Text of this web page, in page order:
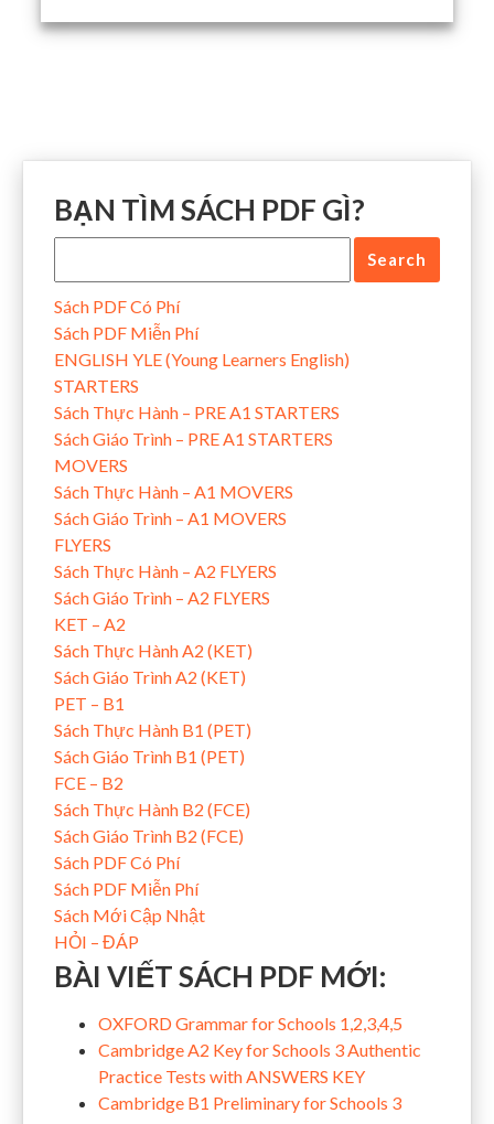
BẠN TÌM SÁCH PDF GÌ?
Sách PDF Có Phí
Sách PDF Miễn Phí
ENGLISH YLE (Young Learners English)
STARTERS
Sách Thực Hành – PRE A1 STARTERS
Sách Giáo Trình – PRE A1 STARTERS
MOVERS
Sách Thực Hành – A1 MOVERS
Sách Giáo Trình – A1 MOVERS
FLYERS
Sách Thực Hành – A2 FLYERS
Sách Giáo Trình – A2 FLYERS
KET – A2
Sách Thực Hành A2 (KET)
Sách Giáo Trình A2 (KET)
PET – B1
Sách Thực Hành B1 (PET)
Sách Giáo Trình B1 (PET)
FCE – B2
Sách Thực Hành B2 (FCE)
Sách Giáo Trình B2 (FCE)
Sách PDF Có Phí
Sách PDF Miễn Phí
Sách Mới Cập Nhật
HỎI – ĐÁP
BÀI VIẾT SÁCH PDF MỚI:
OXFORD Grammar for Schools 1,2,3,4,5
Cambridge A2 Key for Schools 3 Authentic
Practice Tests with ANSWERS KEY
Cambridge B1 Preliminary for Schools 3